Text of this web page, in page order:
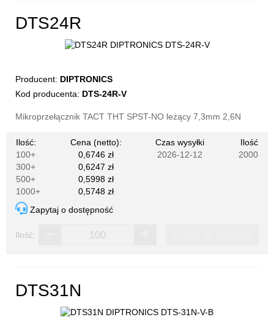
DTS24R
Producent: DIPTRONICS
Kod producenta: DTS-24R-V
Mikroprzełącznik TACT THT SPST-NO leżący 7,3mm 2,6N
Ilość:
Cena (netto):
100+
0,6746 zł
300+
0,6247 zł
500+
0,5998 zł
1000+
0,5748 zł
Czas wysyłki
Ilość
2026-12-12
2000
Zapytaj o dostępność
Ilość:
DTS31N